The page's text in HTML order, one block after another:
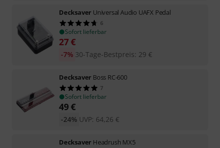
Decksaver Universal Audio UAFX Pedal
6
Sofort lieferbar
27€
30-Tage-Bestpreis: 29 €
-7%
Decksaver Boss RC-600
7
Sofort lieferbar
49€
UVP: 64,26 €
-24%
Decksaver Headrush MX5